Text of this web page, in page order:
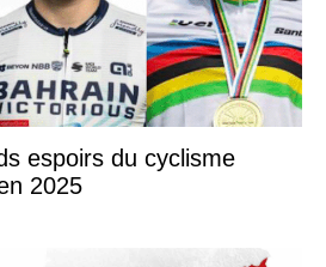
espoirs du cyclisme
2025